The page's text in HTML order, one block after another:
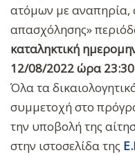
ατόμων με αναπηρία,
απασχόλησης»
καταληκτική
12/08/2022 ώρα
Όλα τα
συμμετοχή στο
την υποβολή της
στην ιστοσελίδα της